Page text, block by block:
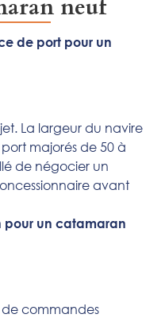
neuf
de port pour un
La largeur du navire
majorés de 50 à
de négocier un
avant
pour un catamaran
de commandes